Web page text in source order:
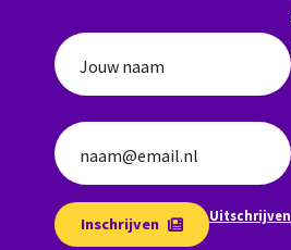
Jouw naam
naam@email.nl
Inschrijven Uitschrijven